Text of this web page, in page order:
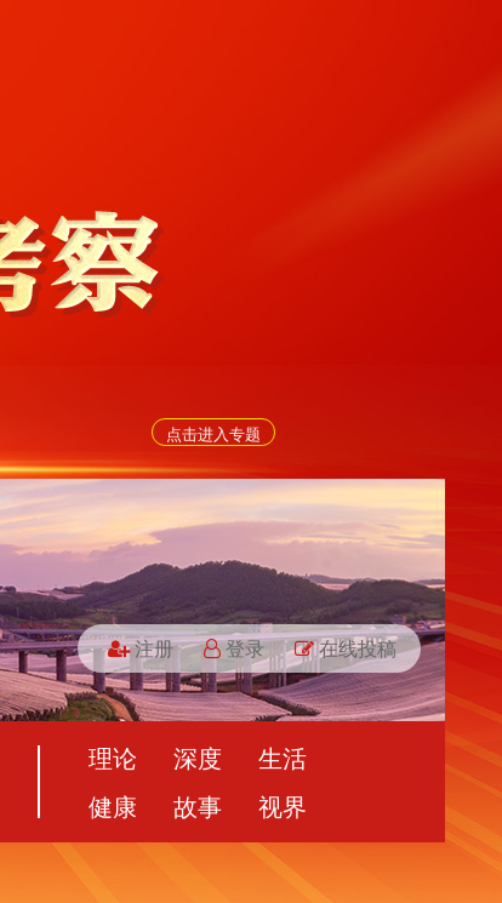
点击进入专题
注册 登录 在线投稿
理论 深度
生活
健康
故事 视界